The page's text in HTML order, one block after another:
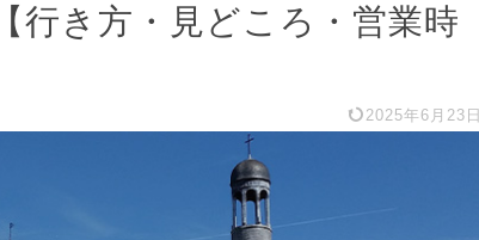
行き方・見どころ・営業時
2025年6月23日